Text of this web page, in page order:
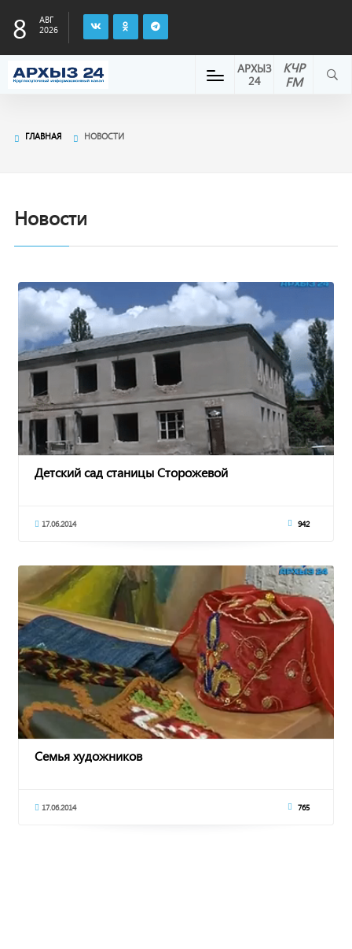
8
АВГ
2026
КЧР
FM
АРХЫЗ
24
ГЛАВНАЯ НОВОСТИ
Новости
Детский сад станицы Сторожевой
17.06.2014 942
Семья художников
17.06.2014 765